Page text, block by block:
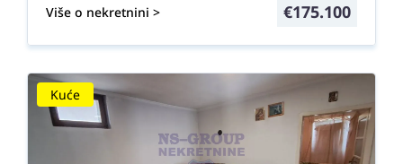
Više o nekretnini > €175.100
Kuće